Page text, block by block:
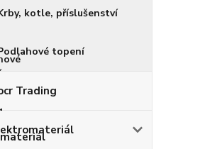
kotle, příslušenství
topení
Trading